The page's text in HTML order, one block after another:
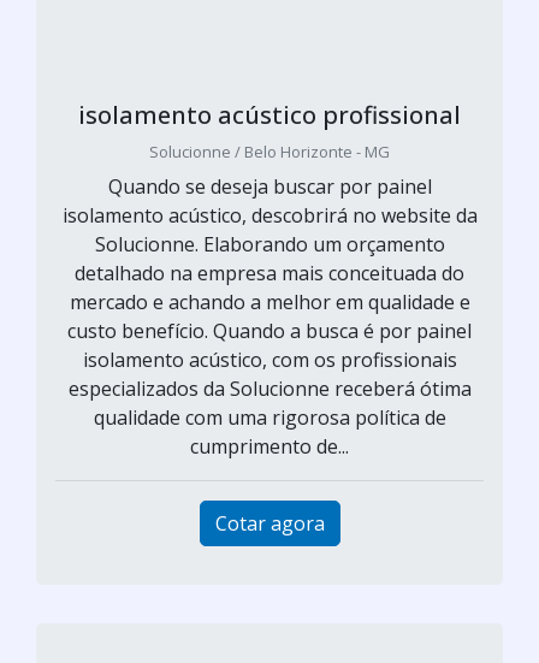
isolamento acústico profissional
Solucionne / Belo Horizonte - MG
Quando se deseja buscar por painel
isolamento acústico, descobrirá no website da
Solucionne. Elaborando um orçamento
detalhado na empresa mais conceituada do
mercado e achando a melhor em qualidade e
custo benefício. Quando a busca é por painel
isolamento acústico, com os profissionais
especializados da Solucionne receberá ótima
qualidade com uma rigorosa política de
cumprimento de...
Cotar agora